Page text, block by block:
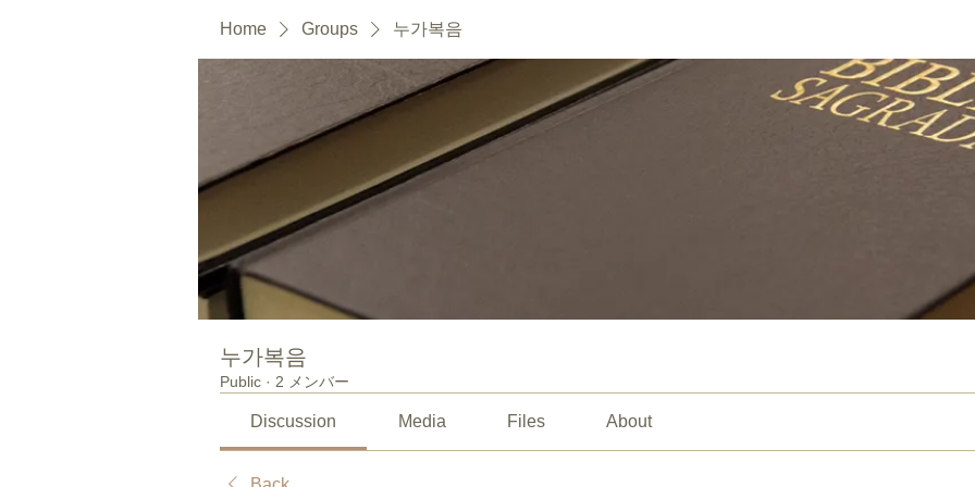
Home Groups 누가복음
누가복음
Public · 2 メンバー
Discussion Media Files About